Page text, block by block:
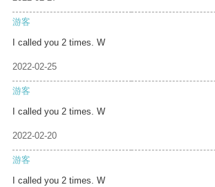
游客
I called you 2 times. W
2022-02-25
游客
I called you 2 times. W
2022-02-20
游客
I called you 2 times. W